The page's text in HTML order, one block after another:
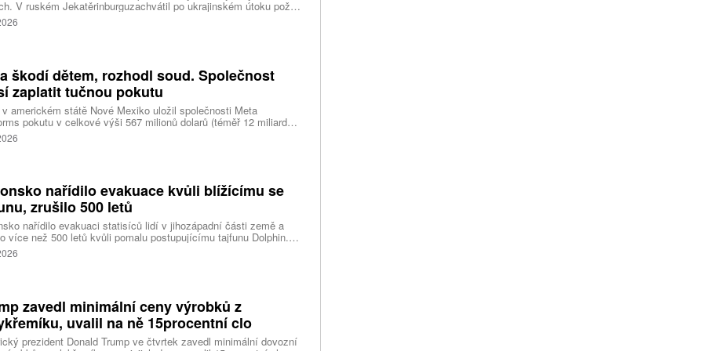
V ruském Jekatěrinburguzachvátil po ukrajinském útoku požár
centrum ruského internetového prodejce Wildberries.
o tom informovala bez podrobností na síti Telegram.
škodí dětem, rozhodl soud. Společnost
zaplatit tučnou pokutu
americkém státě Nové Mexiko uložil společnosti Meta
pokutu v celkové výši 567 milionů dolarů (téměř 12 miliard
za újmu, kterou její platformy Facebook a Instagram působí
lidem. Firma musí změnit způsob ověřování věku.
nařídilo evakuace kvůli blížícímu se
zrušilo 500 letů
nařídilo evakuaci statisíců lidí v jihozápadní části země a
více než 500 letů kvůli pomalu postupujícímu tajfunu Dolphin.
meteorologů přinese tajfun do oblasti silný vítr, prudký déšť a
vlny, píše agentura Reuters. Dolphin je tajfunem první, tedy
meteorologická agentura (JMA).
zavedl minimální ceny výrobků z
uvalil na ně 15procentní clo
prezident Donald Trump ve čtvrtek zavedl minimální dovozní